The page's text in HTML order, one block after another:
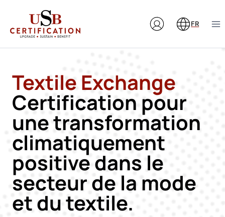
contenu
FR
Textile Exchange
Certification pour
une transformation
climatiquement
positive dans le
secteur de la mode
et du textile.